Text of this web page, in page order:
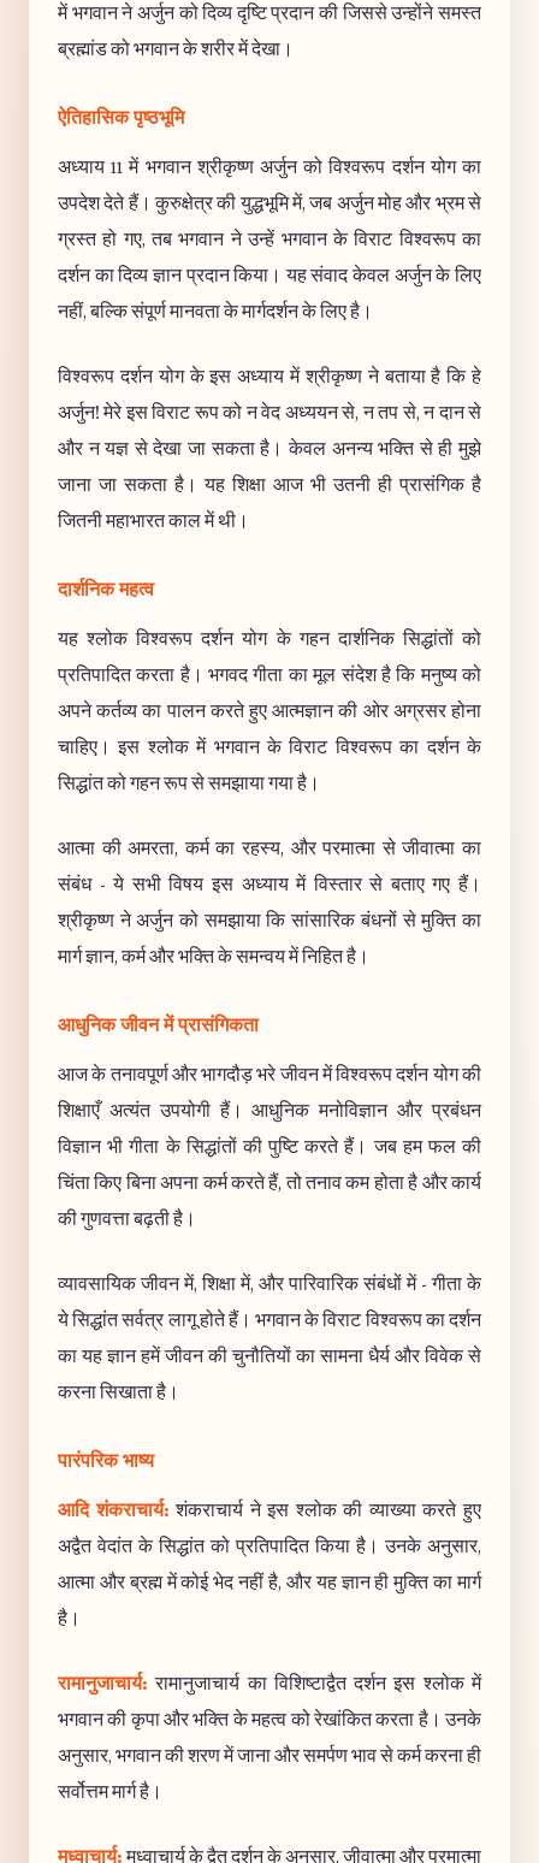
में भगवान ने अर्जुन को दिव्य दृष्टि प्रदान की जिससे उन्होंने समस्त
ब्रह्मांड को भगवान के शरीर में देखा।
ऐतिहासिक पृष्ठभूमि
अध्याय 11 में भगवान श्रीकृष्ण अर्जुन को विश्वरूप दर्शन योग का
उपदेश देते हैं। कुरुक्षेत्र की युद्धभूमि में, जब अर्जुन मोह और भ्रम से
ग्रस्त हो गए, तब भगवान ने उन्हें भगवान के विराट विश्वरूप का
दर्शन का दिव्य ज्ञान प्रदान किया। यह संवाद केवल अर्जुन के लिए
नहीं, बल्कि संपूर्ण मानवता के मार्गदर्शन के लिए है।
विश्वरूप दर्शन योग के इस अध्याय में श्रीकृष्ण ने बताया है कि हे
अर्जुन! मेरे इस विराट रूप को न वेद अध्ययन से, न तप से, न दान से
और न यज्ञ से देखा जा सकता है। केवल अनन्य भक्ति से ही मुझे
जाना जा सकता है। यह शिक्षा आज भी उतनी ही प्रासंगिक है
जितनी महाभारत काल में थी।
दार्शनिक महत्व
यह श्लोक विश्वरूप दर्शन योग के गहन दार्शनिक सिद्धांतों को
प्रतिपादित करता है। भगवद गीता का मूल संदेश है कि मनुष्य को
अपने कर्तव्य का पालन करते हुए आत्मज्ञान की ओर अग्रसर होना
चाहिए। इस श्लोक में भगवान के विराट विश्वरूप का दर्शन के
सिद्धांत को गहन रूप से समझाया गया है।
आत्मा की अमरता, कर्म का रहस्य, और परमात्मा से जीवात्मा का
संबंध - ये सभी विषय इस अध्याय में विस्तार से बताए गए हैं।
श्रीकृष्ण ने अर्जुन को समझाया कि सांसारिक बंधनों से मुक्ति का
मार्ग ज्ञान, कर्म और भक्ति के समन्वय में निहित है।
आधुनिक जीवन में प्रासंगिकता
आज के तनावपूर्ण और भागदौड़ भरे जीवन में विश्वरूप दर्शन योग की
शिक्षाएँ अत्यंत उपयोगी हैं। आधुनिक मनोविज्ञान और प्रबंधन
विज्ञान भी गीता के सिद्धांतों की पुष्टि करते हैं। जब हम फल की
चिंता किए बिना अपना कर्म करते हैं, तो तनाव कम होता है और कार्य
की गुणवत्ता बढ़ती है।
व्यावसायिक जीवन में, शिक्षा में, और पारिवारिक संबंधों में - गीता के
ये सिद्धांत सर्वत्र लागू होते हैं। भगवान के विराट विश्वरूप का दर्शन
का यह ज्ञान हमें जीवन की चुनौतियों का सामना धैर्य और विवेक से
करना सिखाता है।
पारंपरिक भाष्य
आदि शंकराचार्य: शंकराचार्य ने इस श्लोक की व्याख्या करते हुए
अद्वैत वेदांत के सिद्धांत को प्रतिपादित किया है। उनके अनुसार,
आत्मा और ब्रह्म में कोई भेद नहीं है, और यह ज्ञान ही मुक्ति का मार्ग
है।
रामानुजाचार्य: रामानुजाचार्य का विशिष्टाद्वैत दर्शन इस श्लोक में
भगवान की कृपा और भक्ति के महत्व को रेखांकित करता है। उनके
अनुसार, भगवान की शरण में जाना और समर्पण भाव से कर्म करना ही
सर्वोत्तम मार्ग है।
मध्वाचार्य:मध्वाचार्य के द्वैत दर्शन के अनुसार, जीवात्मा और परमात्मा